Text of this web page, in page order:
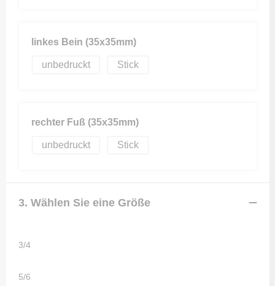
linkes Bein (35x35mm)
unbedruckt Stick
rechter Fuß (35x35mm)
unbedruckt Stick
3. Wählen Sie eine Größe
3/4
5/6